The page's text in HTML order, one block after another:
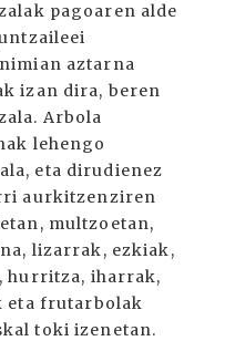
pagoaren alde
aztarna
izan dira, beren
Arbola
lehengo
eta dirudienez
aurkitzenziren
multzoetan,
lizarrak, ezkiak,
hurritza, iharrak,
eta frutarbolak
toki izenetan.